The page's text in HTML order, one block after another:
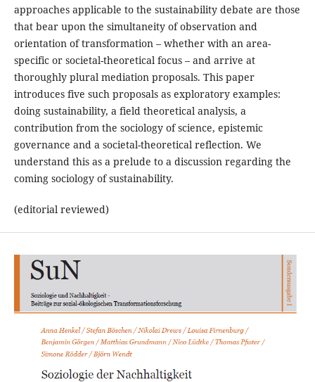
approaches applicable to the sustainability debate are those
that bear upon the simultaneity of observation and
orientation of transformation – whether with an area-
specific or societal-theoretical focus – and arrive at
thoroughly plural mediation proposals. This paper
introduces five such proposals as exploratory examples:
doing sustainability, a field theoretical analysis, a
contribution from the sociology of science, epistemic
governance and a societal-theoretical reflection. We
understand this as a prelude to a discussion regarding the
coming sociology of sustainability.
(editorial reviewed)